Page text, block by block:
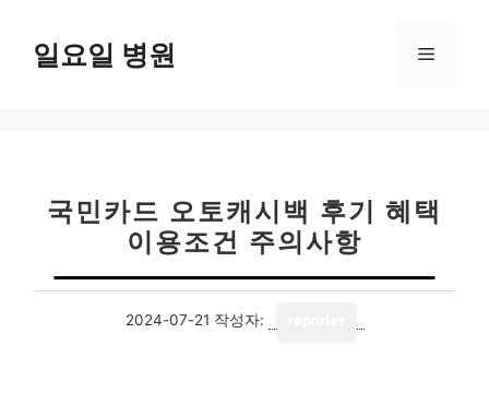
일요일 병원 메
국민카드 오토캐시백 후기 혜택
이용조건 주의사항
2024-07-21 작성자: